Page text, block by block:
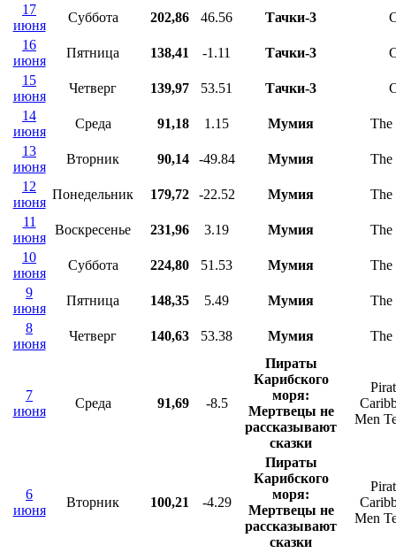
17
июня
Суббота 202,86 46.56 Тачки-3
16
июня
Пятница 138,41 -1.11 Тачки-3
15
июня
Четверг 139,97 53.51 Тачки-3
14
июня
Среда 91,18 1.15 Мумия
The
13
июня
Вторник 90,14 -49.84 Мумия
The
12
июня
Понедельник 179,72 -22.52 Мумия
The
11
июня
Воскресенье 231,96 3.19 Мумия
The
10
июня
Суббота 224,80 51.53 Мумия
The
9
июня
Пятница 148,35 5.49 Мумия
The
8
июня
Четверг 140,63 53.38 Мумия The
7
июня
Среда 91,69 -8.5
Пираты
Карибского
моря:
Мертвецы не
рассказывают
сказки
Men
6
июня
Вторник 100,21 -4.29
Пираты
Карибского
моря:
Мертвецы не
рассказывают
сказки
Men